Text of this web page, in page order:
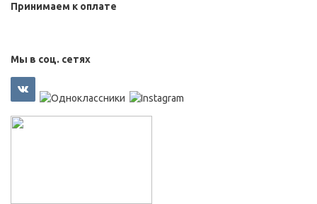
Принимаем к оплате
Мы в соц. сетях